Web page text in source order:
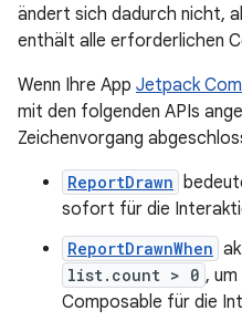
ändert sich dadurch nicht,
enthält alle erforderlichen
Wenn Ihre App Jetpack
mit den folgenden APIs
Zeichenvorgang
ReportDrawn
sofort für die
ReportDrawnWhen
list.count > 0 ,
Composable für die